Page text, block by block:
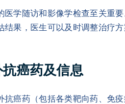
学随访和影像学检查至关重
果，医生可以及时调整治疗
癌药及信息
抗癌药（包括各类靶向药、免